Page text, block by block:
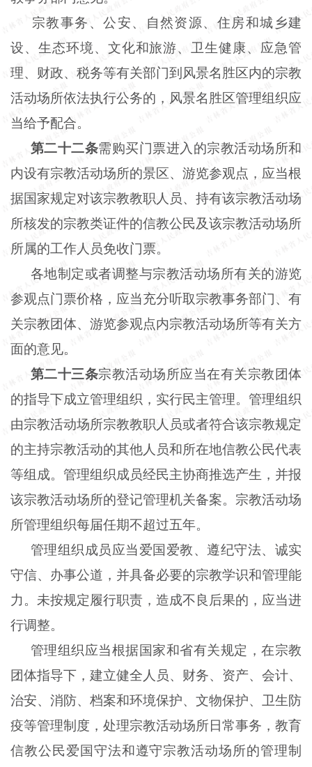
宗教事务、公安、自然资源、住房和城乡建
设、生态环境、文化和旅游、卫生健康、应急管
理、财政、税务等有关部门到风景名胜区内的宗教
活动场所依法执行公务的，风景名胜区管理组织应
当给予配合。
第二十二条需购买门票进入的宗教活动场所和
内设有宗教活动场所的景区、游览参观点，应当根
据国家规定对该宗教教职人员、持有该宗教活动场
所核发的宗教类证件的信教公民及该宗教活动场所
所属的工作人员免收门票。
各地制定或者调整与宗教活动场所有关的游览
参观点门票价格，应当充分听取宗教事务部门、有
关宗教团体、游览参观点内宗教活动场所等有关方
面的意见。
第二十三条宗教活动场所应当在有关宗教团体
的指导下成立管理组织，实行民主管理。管理组织
由宗教活动场所宗教教职人员或者符合该宗教规定
的主持宗教活动的其他人员和所在地信教公民代表
等组成。管理组织成员经民主协商推选产生，并报
该宗教活动场所的登记管理机关备案。宗教活动场
所管理组织每届任期不超过五年。
管理组织成员应当爱国爱教、遵纪守法、诚实
守信、办事公道，并具备必要的宗教学识和管理能
力。未按规定履行职责，造成不良后果的，应当进
行调整。
管理组织应当根据国家和省有关规定，在宗教
团体指导下，建立健全人员、财务、资产、会计、
治安、消防、档案和环境保护、文物保护、卫生防
疫等管理制度，处理宗教活动场所日常事务，教育
信教公民爱国守法和遵守宗教活动场所的管理制